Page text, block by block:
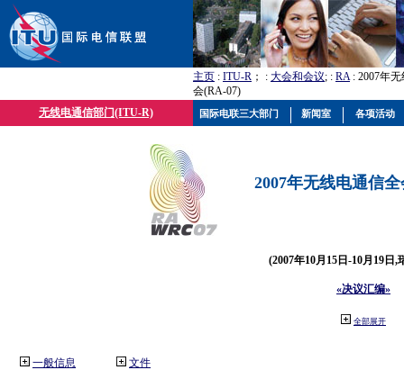
主页 : ITU-R ； : 大会和会议; : RA: 2007年
会(RA-07)
无线电通信部门(ITU-R)
2007年无线电通信
(2007年10月15日-10月19日,
«决议汇编»
全部展开
一般信息 文件
国际电联三大部门 新闻室 各项活动